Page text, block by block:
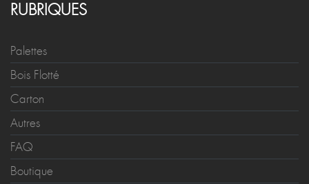
RUBRIQUES
Palettes
Bois Flotté
Carton
Autres
FAQ
Boutique